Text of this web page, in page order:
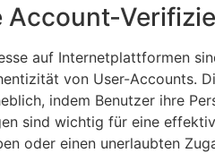
Account-
auf Internetplattformen
von User-Accounts.
indem Benutzer ihre
sind wichtig für eine
oder einen unerlaubten